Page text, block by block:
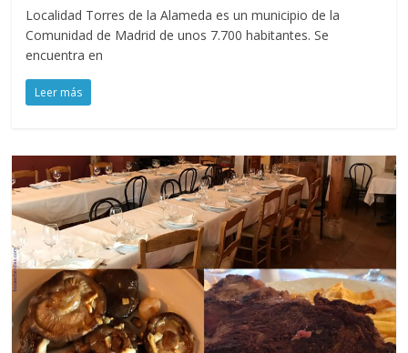
Localidad Torres de la Alameda es un municipio de la
Comunidad de Madrid de unos 7.700 habitantes. Se
encuentra en
Leer más